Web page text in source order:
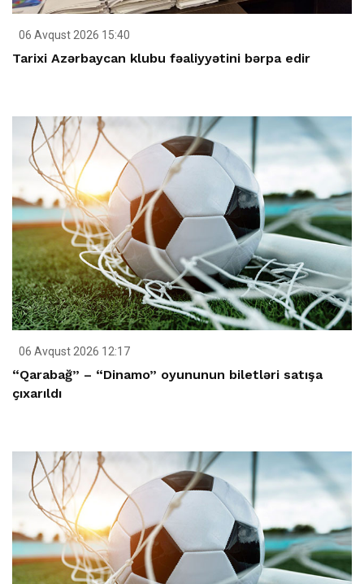
06 Avqust 2026 15:40
Tarixi Azərbaycan klubu fəaliyyətini bərpa edir
06 Avqust 2026 12:17
“Qarabağ” – “Dinamo” oyununun biletləri satışa
çıxarıldı